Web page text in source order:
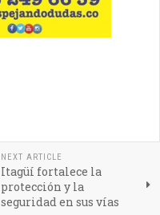
NEXT ARTICLE
Itagüí fortalece la
protección y la
seguridad en sus vías